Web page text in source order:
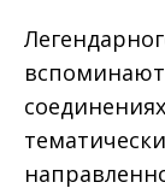
вспоминают